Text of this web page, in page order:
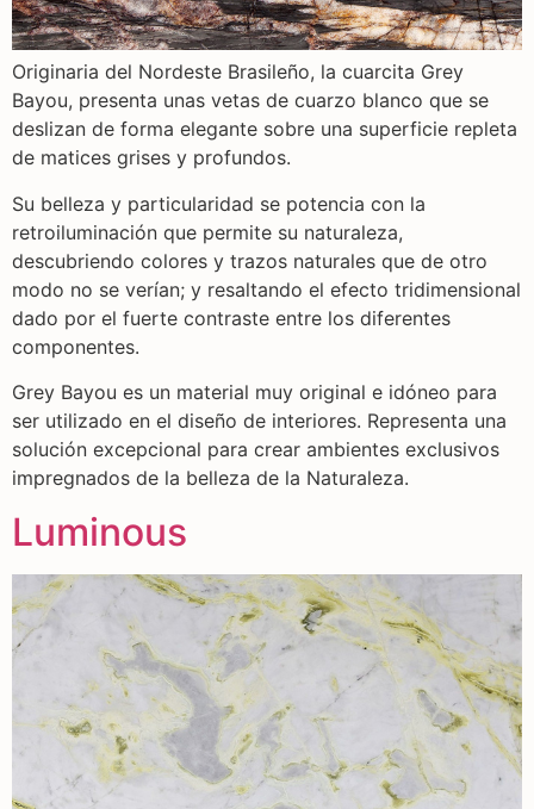
Originaria del Nordeste Brasileño, la cuarcita Grey
Bayou, presenta unas vetas de cuarzo blanco que se
deslizan de forma elegante sobre una superficie repleta
de matices grises y profundos.
Su belleza y particularidad se potencia con la
retroiluminación que permite su naturaleza,
descubriendo colores y trazos naturales que de otro
modo no se verían; y resaltando el efecto tridimensional
dado por el fuerte contraste entre los diferentes
componentes.
Grey Bayou es un material muy original e idóneo para
ser utilizado en el diseño de interiores. Representa una
solución excepcional para crear ambientes exclusivos
impregnados de la belleza de la Naturaleza.
Luminous